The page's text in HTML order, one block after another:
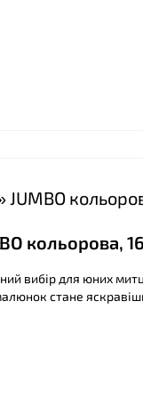
кольорова,
вибір для юних
стане